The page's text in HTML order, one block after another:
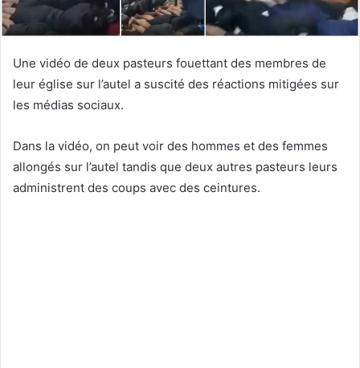
Une vidéo de deux pasteurs fouettant des membres de
leur église sur l’autel a suscité des réactions mitigées sur
les médias sociaux.
Dans la vidéo, on peut voir des hommes et des femmes
allongés sur l’autel tandis que deux autres pasteurs leurs
administrent des coups avec des ceintures.